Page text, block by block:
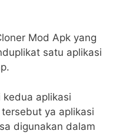
Mod Apk yang
satu aplikasi
aplikasi
ya aplikasi
digunakan dalam